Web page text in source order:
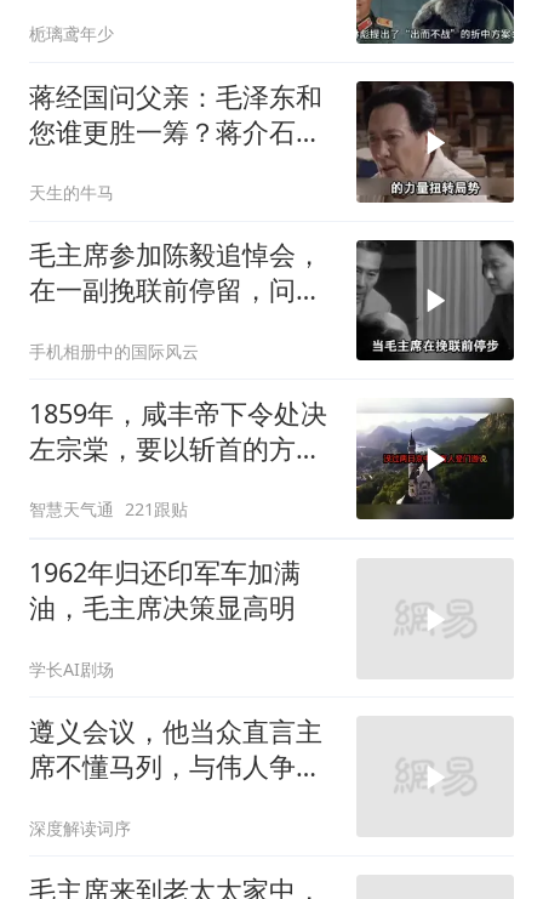
栀璃鸢年少
蒋经国问父亲：毛泽东和
您谁更胜一筹？蒋介石给
天生的牛马
毛主席参加陈毅追悼会，
在一副挽联前停留，问
手机相册中的国际风云
1859年，咸丰帝下令处决
左宗棠，要以斩首的方式
的关头
智慧天气通 221跟贴
1962年归还印军车加满
油，毛主席决策显高明
学长AI剧场
遵义会议，他当众直言主
席不懂马列，与伟人争
深度解读词序
毛主席来到老太太家中，